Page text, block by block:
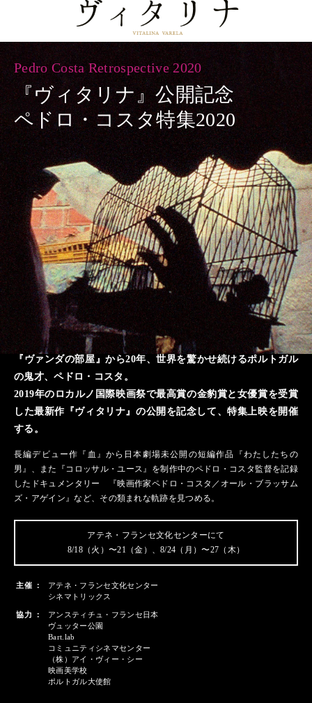
Pedro Costa Retrospective 2020
『ヴィタリナ』公開記念
ペドロ・コスタ特集2020
『ヴァンダの部屋』から20年、世界を驚かせ続けるポルトガル
の鬼才、ペドロ・コスタ。
2019年のロカルノ国際映画祭で最高賞の金豹賞と女優賞を受賞
した最新作『ヴィタリナ』の公開を記念して、特集上映を開催
する。
長編デビュー作『血』から日本劇場未公開の短編作品『わたしたちの
男』、また『コロッサル・ユース』を制作中のペドロ・コスタ監督を記録
したドキュメンタリー 『映画作家ペドロ・コスタ／オール・ブラッサム
ズ・アゲイン』など、その類まれな軌跡を見つめる。
アテネ・フランセ文化センターにて
8/18（火）〜21（金）、8/24（月）〜27（木）
主催
アテネ・フランセ文化センター
シネマトリックス
協力
アンスティチュ・フランセ日本
ヴュッター公園
Bart.lab
コミュニティシネマセンター
（株）アイ・ヴィー・シー
映画美学校
ポルトガル大使館